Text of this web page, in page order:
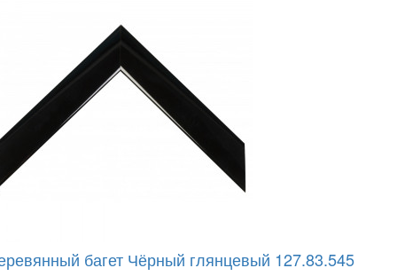
багет Чёрный глянцевый 127.83.545